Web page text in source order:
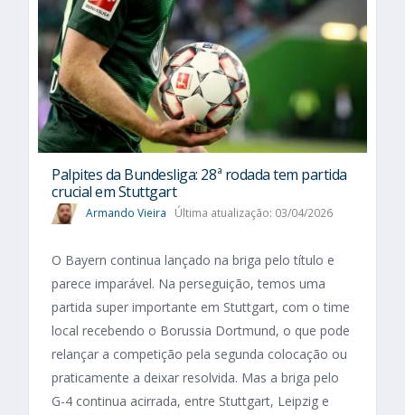
Palpites da Bundesliga: 28ª rodada tem partida
crucial em Stuttgart
Armando Vieira Última atualização: 03/04/2026
O Bayern continua lançado na briga pelo título e
parece imparável. Na perseguição, temos uma
partida super importante em Stuttgart, com o time
local recebendo o Borussia Dortmund, o que pode
relançar a competição pela segunda colocação ou
praticamente a deixar resolvida. Mas a briga pelo
G-4 continua acirrada, entre Stuttgart, Leipzig e